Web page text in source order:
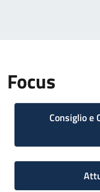
Focus
Consiglio e